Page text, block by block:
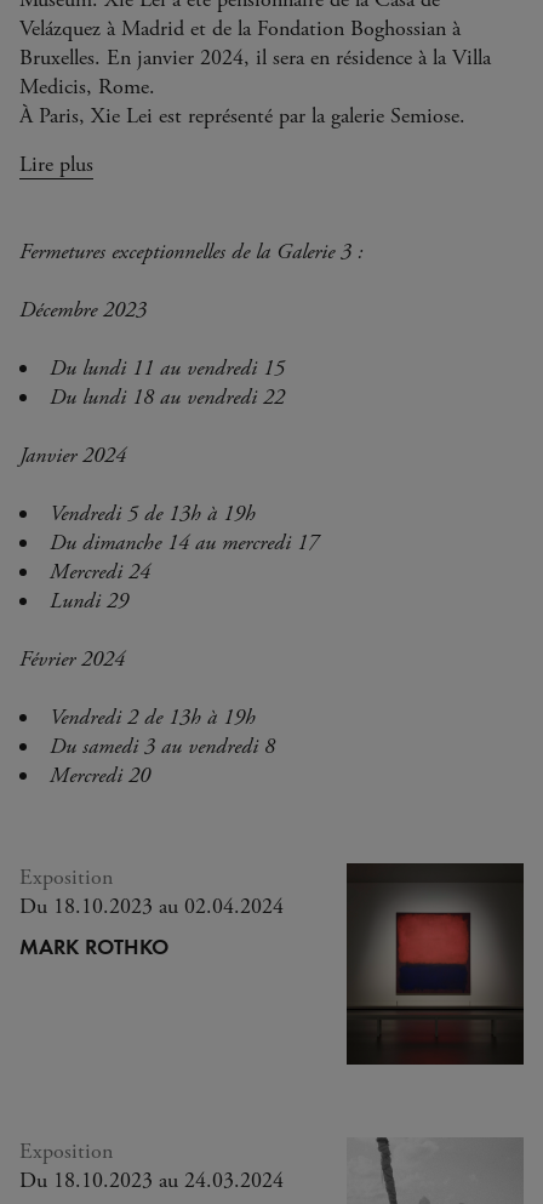
Velázquez à Madrid et de la Fondation Boghossian à
Bruxelles. En janvier 2024, il sera en résidence à la Villa
Medicis, Rome.
À Paris, Xie Lei est représenté par la galerie Semiose.
Lire plus
Fermetures exceptionnelles de la Galerie 3 :
Décembre 2023
Du lundi 11 au vendredi 15
Du lundi 18 au vendredi 22
Janvier 2024
Vendredi 5 de 13h à 19h
Du dimanche 14 au mercredi 17
Mercredi 24
Lundi 29
Février 2024
Vendredi 2 de 13h à 19h
Du samedi 3 au vendredi 8
Mercredi 20
MARK ROTHKO
Exposition
Du 18.10.2023 au 02.04.2024
Exposition
Du 18.10.2023 au 24.03.2024